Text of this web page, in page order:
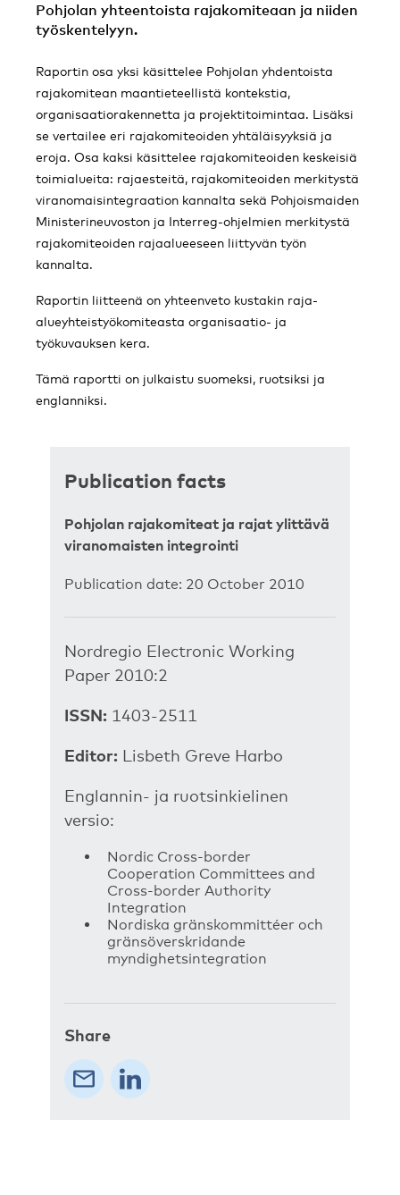
Pohjolan yhteentoista rajakomiteaan ja niiden
työskentelyyn.
Raportin osa yksi käsittelee Pohjolan yhdentoista
rajakomitean maantieteellistä kontekstia,
organisaatiorakennetta ja projektitoimintaa. Lisäksi
se vertailee eri rajakomiteoiden yhtäläisyyksiä ja
eroja. Osa kaksi käsittelee rajakomiteoiden keskeisiä
toimialueita: rajaesteitä, rajakomiteoiden merkitystä
viranomaisintegraation kannalta sekä Pohjoismaiden
Ministerineuvoston ja Interreg-ohjelmien merkitystä
rajakomiteoiden rajaalueeseen liittyvän työn
kannalta.
Raportin liitteenä on yhteenveto kustakin raja-
alueyhteistyökomiteasta organisaatio- ja
työkuvauksen kera.
Tämä raportti on julkaistu suomeksi, ruotsiksi ja
englanniksi.
Publication facts
Pohjolan rajakomiteat ja rajat ylittävä
viranomaisten integrointi
Publication date: 20 October 2010
Nordregio Electronic Working
Paper 2010:2
ISSN: 1403-2511
Editor: Lisbeth Greve Harbo
Englannin- ja ruotsinkielinen
versio:
Nordic Cross-border
Cooperation Committees and
Cross-border Authority
Integration
Nordiska gränskommittéer och
gränsöverskridande
myndighetsintegration
Share